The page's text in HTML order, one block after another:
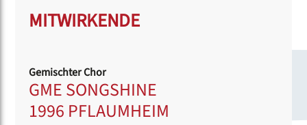
MITWIRKENDE
Gemischter Chor
GME SONGSHINE
1996 PFLAUMHEIM